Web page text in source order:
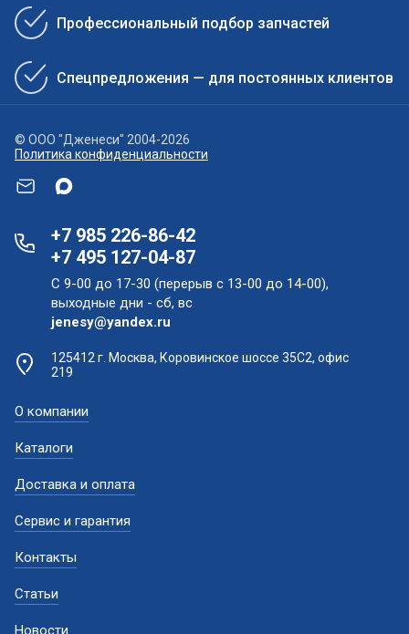
Профессиональный подбор запчастей
Спецпредложения — для постоянных клиентов
© ООО "Дженеси" 2004-2026
Политика конфиденциальности
+7 985 226-86-42
+7 495 127-04-87
С 9-00 до 17-30 (перерыв с 13-00 до 14-00),
выходные дни - сб, вс
jenesy@yandex.ru
125412 г. Москва, Коровинское шоссе 35С2, офис
219
О компании
Каталоги
Доставка и оплата
Сервис и гарантия
Контакты
Статьи
Новости